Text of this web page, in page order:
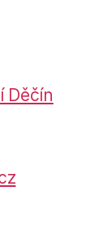
Děčín